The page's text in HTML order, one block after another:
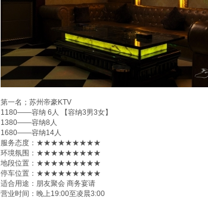
第一名；苏州帝豪KTV
1180——容纳 6人 【容纳3男3女】
1380——容纳8人
1680——容纳14人
服务态度：★★★★★★★★★
环境氛围：★★★★★★★★★
地段位置：★★★★★★★★★
停车位置：★★★★★★★★★
适合用途：朋友聚会 商务宴请
营业时间：晚上19:00至凌晨3:00